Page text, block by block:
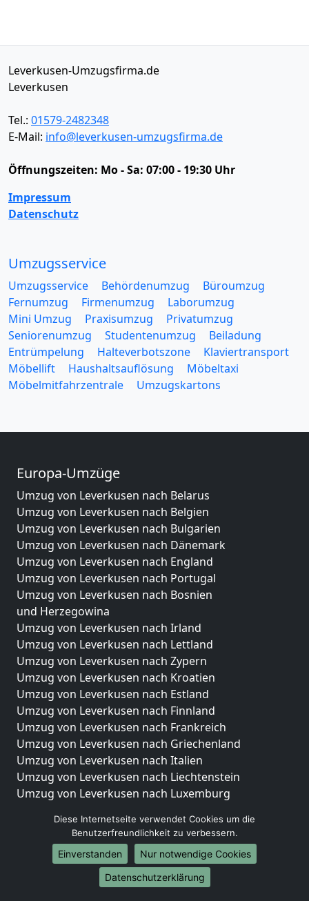
Leverkusen-Umzugsfirma.de
Leverkusen
Tel.: 01579-2482348
E-Mail: info@leverkusen-umzugsfirma.de
Öffnungszeiten: Mo - Sa: 07:00 - 19:30 Uhr
Impressum
Datenschutz
Umzugsservice
Umzugsservice Behördenumzug
Büroumzug
Fernumzug
Firmenumzug
Laborumzug
Mini Umzug
Praxisumzug
Privatumzug
Seniorenumzug
Studentenumzug
Beiladung
Entrümpelung
Halteverbotszone
Klaviertransport
Möbellift
Haushaltsauflösung
Möbeltaxi
Möbelmitfahrzentrale
Umzugskartons
Europa-Umzüge
Umzug von Leverkusen nach Belarus
Umzug von Leverkusen nach Belgien
Umzug von Leverkusen nach Bulgarien
Umzug von Leverkusen nach Dänemark
Umzug von Leverkusen nach England
Umzug von Leverkusen nach Portugal
Umzug von Leverkusen nach Bosnien
und Herzegowina
Umzug von Leverkusen nach Irland
Umzug von Leverkusen nach Lettland
Umzug von Leverkusen nach Zypern
Umzug von Leverkusen nach Kroatien
Umzug von Leverkusen nach Estland
Umzug von Leverkusen nach Finnland
Umzug von Leverkusen nach Frankreich
Umzug von Leverkusen nach Griechenland
Umzug von Leverkusen nach Italien
Umzug von Leverkusen nach Liechtenstein
Umzug von Leverkusen nach Luxemburg
Umzug von Leverkusen nach Norwegen
Umzüge-Deutschlandweit
Umzug von Leverkusen nach Berlin
Umzug von Leverkusen nach Hamburg
Diese Internetseite verwendet Cookies um die
Benutzerfreundlichkeit zu verbessern.
Einverstanden
Nur notwendige Cookies
Datenschutzerklärung